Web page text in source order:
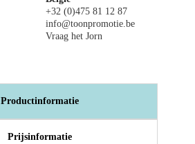
+32 (0)475 81 12 87
info@toonpromotie.be
Vraag het Jorn
Productinformatie
Prijsinformatie